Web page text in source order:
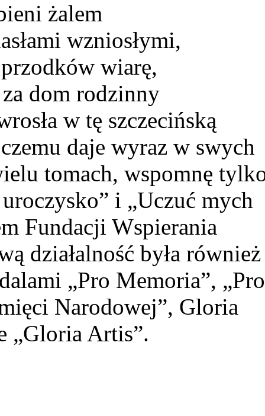
żalem
wzniosłymi,
wiarę,
za dom rodzinny
w tę szczecińską
daje wyraz w swych
tomach, wspomnę
i „Uczuć mych
Fundacji Wspierania
działalność była również
„Pro Memoria”, „Pro
Narodowej”, Gloria
„Gloria Artis”.